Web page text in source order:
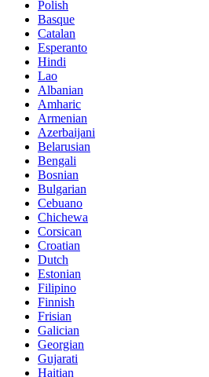
Polish
Basque
Catalan
Esperanto
Hindi
Lao
Albanian
Amharic
Armenian
Azerbaijani
Belarusian
Bengali
Bosnian
Bulgarian
Cebuano
Chichewa
Corsican
Croatian
Dutch
Estonian
Filipino
Finnish
Frisian
Galician
Georgian
Gujarati
Haitian